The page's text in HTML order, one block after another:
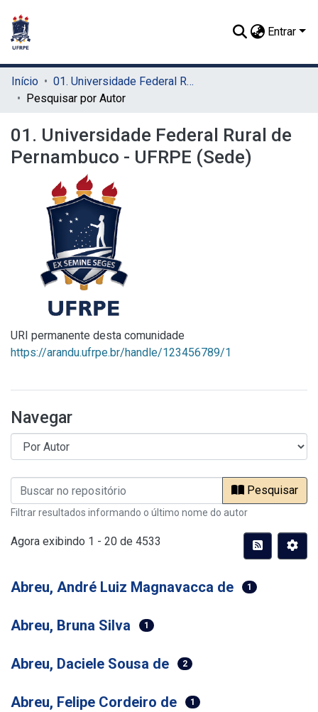
Entrar
Início
01. Universidade Federal Rural de Pernambuco - UFRPE (Sede)
Pesquisar por Autor
01. Universidade Federal Rural de
Pernambuco - UFRPE (Sede)
URI permanente desta comunidade
https://arandu.ufrpe.br/handle/123456789/1
Navegar
Pesquisar
Filtrar resultados informando o último nome do autor
Agora exibindo 1 - 20 de 4533
Abreu, André Luiz Magnavacca de 1
Abreu, Bruna Silva 1
Abreu, Daciele Sousa de 2
Abreu, Felipe Cordeiro de 1